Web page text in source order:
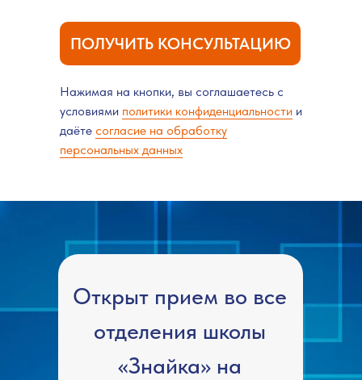
ПОЛУЧИТЬ КОНСУЛЬТАЦИЮ
Нажимая на кнопки, вы соглашаетесь с
условиями политики конфиденциальности и
даёте согласие на обработку
персональных данных
Открыт прием во все
отделения школы
«Знайка» на